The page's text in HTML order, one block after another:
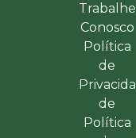
Trabalhe
Conosco
Política
de
Privacida
de
Política